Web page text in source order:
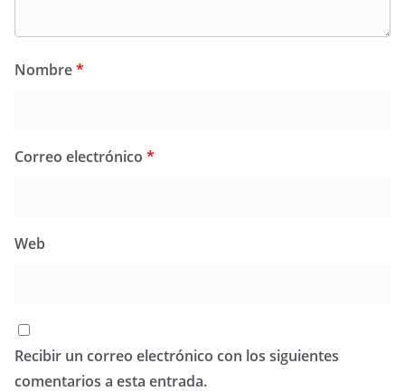
Nombre*
Correo electrónico *
Web
Recibir un correo electrónico con los siguientes
comentarios a esta entrada.